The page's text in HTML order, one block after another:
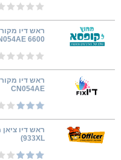
6600...
CN054AE
(933XL